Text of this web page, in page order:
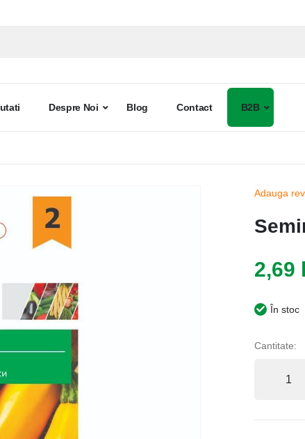
Despre Noi Blog Contact B2B
Adauga
2,69
În stoc
Cantitate: